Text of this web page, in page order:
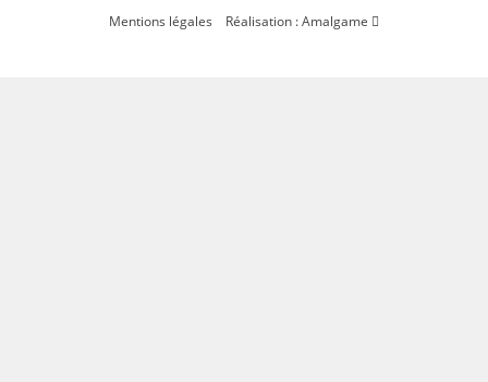
Mentions légales Réalisation : Amalgame